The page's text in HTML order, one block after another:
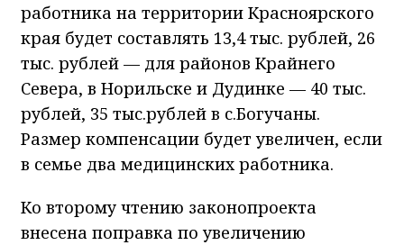
работника на территории Красноярского
края будет составлять 13,4 тыс. рублей, 26
тыс. рублей — для районов Крайнего
Севера, в Норильске и Дудинке — 40 тыс.
рублей, 35 тыс.рублей в с.Богучаны.
Размер компенсации будет увеличен, если
в семье два медицинских работника.
Ко второму чтению законопроекта
внесена поправка по увеличению